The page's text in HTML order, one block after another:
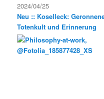
2024/04/25
Neu :: Koselleck:
Totenkult und Erinnerung